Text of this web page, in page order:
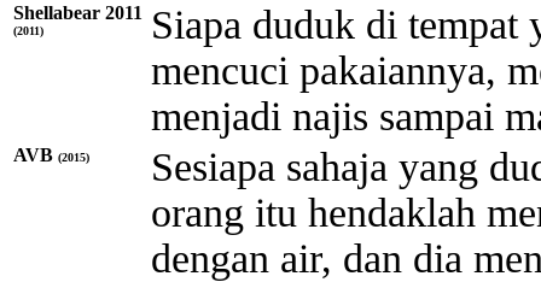
Shellabear 2011
(2011)
Siapa duduk di tempat
mencuci pakaiannya,
menjadi najis sampai
AVB (2015)
Sesiapa sahaja yang
orang itu hendaklah
dengan air, dan dia